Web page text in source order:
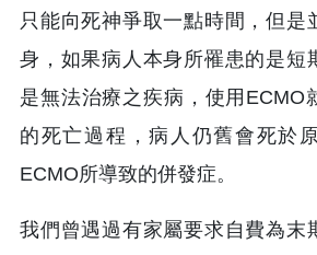
只能向死神爭取一點時間，但是
身，如果病人本身所罹患的是短
是無法治療之疾病，使用ECMO
的死亡過程，病人仍舊會死於
ECMO所導致的併發症。
我們曾遇過有家屬要求自費為末